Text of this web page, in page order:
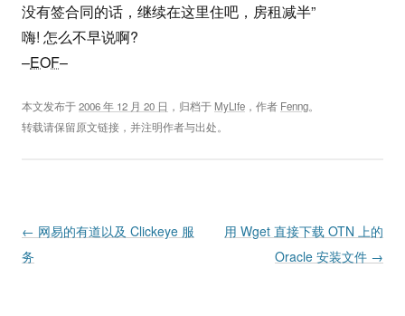
没有签合同的话，继续在这里住吧，房租减半”
嗨! 怎么不早说啊?
–EOF–
本文发布于2006 年 12 月 20 日 ，归档于 MyLife ，作者 Fenng。
转载请保留原文链接，并注明作者与出处。
Post navigation
← 网易的有道以及 Clickeye 服
务
用 Wget 直接下载 OTN 上的
Oracle 安装文件 →